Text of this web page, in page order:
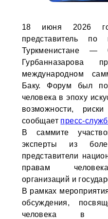
18 июня 2026
представитель
Туркменистане —
Гурбанназарова
международном
Баку. Форум был
человека в эпоху
возможности,
сообщает пресс-
В саммите
эксперты из
представители
правам
организаций и
В рамках
обсуждения,
человека в